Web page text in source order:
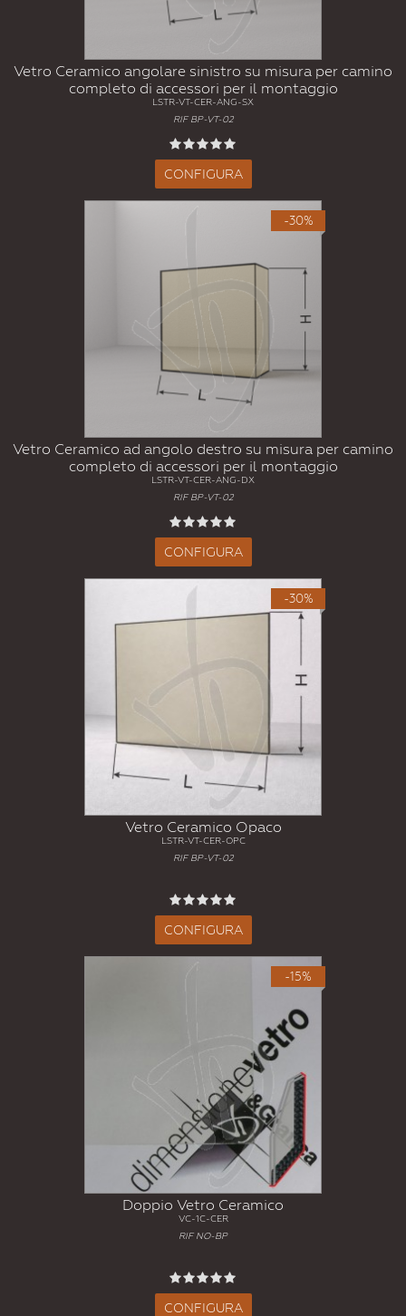
Vetro Ceramico angolare sinistro su misura per camino
completo di accessori per il montaggio
LSTR-VT-CER-ANG-SX
RIF BP-VT-02
CONFIGURA
-30%
Vetro Ceramico ad angolo destro su misura per camino
completo di accessori per il montaggio
LSTR-VT-CER-ANG-DX
RIF BP-VT-02
CONFIGURA
-30%
Vetro Ceramico Opaco
LSTR-VT-CER-OPC
RIF BP-VT-02
CONFIGURA
-15%
Doppio Vetro Ceramico
VC-1C-CER
RIF NO-BP
CONFIGURA